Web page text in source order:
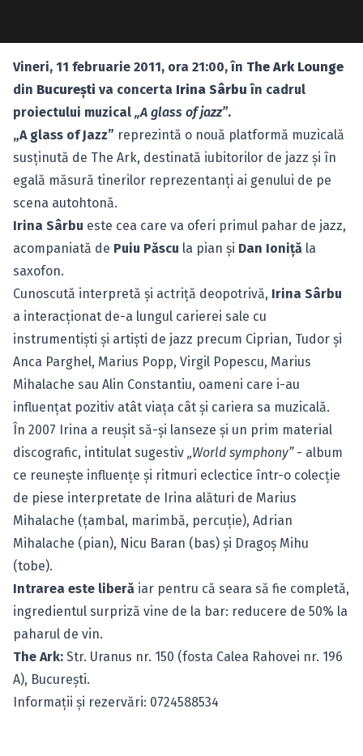
Vineri, 11 februarie 2011, ora 21:00, în The Ark Lounge
din Bucureşti va concerta Irina Sârbu în cadrul
proiectului muzical „A glass of jazz”.
„A glass of Jazz” reprezintă o nouă platformă muzicală
susţinută de The Ark, destinată iubitorilor de jazz şi în
egală măsură tinerilor reprezentanţi ai genului de pe
scena autohtonă.
Irina Sârbu este cea care va oferi primul pahar de jazz,
acompaniată de Puiu Păscu la pian şi Dan Ioniţă la
saxofon.
Cunoscută interpretă şi actriţă deopotrivă, Irina Sârbu
a interacţionat de-a lungul carierei sale cu
instrumentişti şi artişti de jazz precum Ciprian, Tudor şi
Anca Parghel, Marius Popp, Virgil Popescu, Marius
Mihalache sau Alin Constantiu, oameni care i-au
influenţat pozitiv atât viaţa cât şi cariera sa muzicală.
În 2007 Irina a reuşit să-şi lanseze şi un prim material
discografic, intitulat sugestiv „World symphony”- album
ce reuneşte influenţe şi ritmuri eclectice într-o colecţie
de piese interpretate de Irina alături de Marius
Mihalache (ţambal, marimbă, percuţie), Adrian
Mihalache (pian), Nicu Baran (bas) şi Dragoş Mihu
(tobe).
Intrarea este liberă iar pentru că seara să fie completă,
ingredientul surpriză vine de la bar: reducere de 50% la
paharul de vin.
The Ark: Str. Uranus nr. 150 (fosta Calea Rahovei nr. 196
A), Bucureşti.
Informaţii şi rezervări: 0724588534